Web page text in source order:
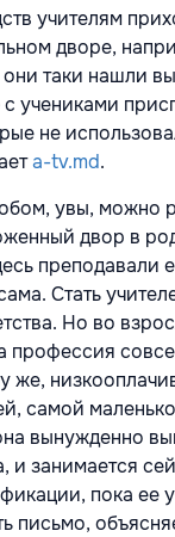
учителям
дворе,
таки нашли
учениками
не
a-tv.md.
увы, можно
двор в
преподавали
Стать
Но во
профессия
же,
самой
вынужденно
и занимается
пока ее
письмо,